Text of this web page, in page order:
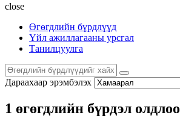
close
Өгөгдлийн бүрдлүүд
Үйл ажиллагааны урсгал
Танилцуулга
Дараахаар эрэмбэлэх
1 өгөгдлийн бүрдэл олдлоо